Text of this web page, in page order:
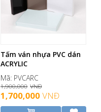
Tấm ván nhựa PVC dán
ACRYLIC
Mã: PVCARC
1,900,000 VNĐ
1,700,000 VNĐ